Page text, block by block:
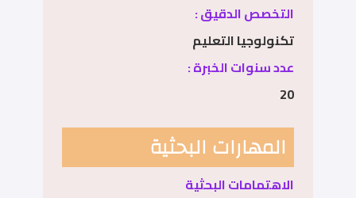
التخصص الدقيق :
تكنولوجيا التعليم
عدد سنوات الخبرة :
20
المهارات البحثية
الاهتمامات البحثية